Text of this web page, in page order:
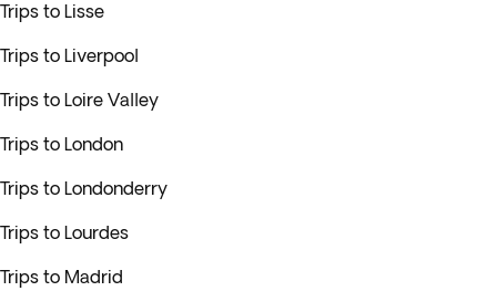
Trips to Lisse
Trips to Liverpool
Trips to Loire Valley
Trips to London
Trips to Londonderry
Trips to Lourdes
Trips to Madrid